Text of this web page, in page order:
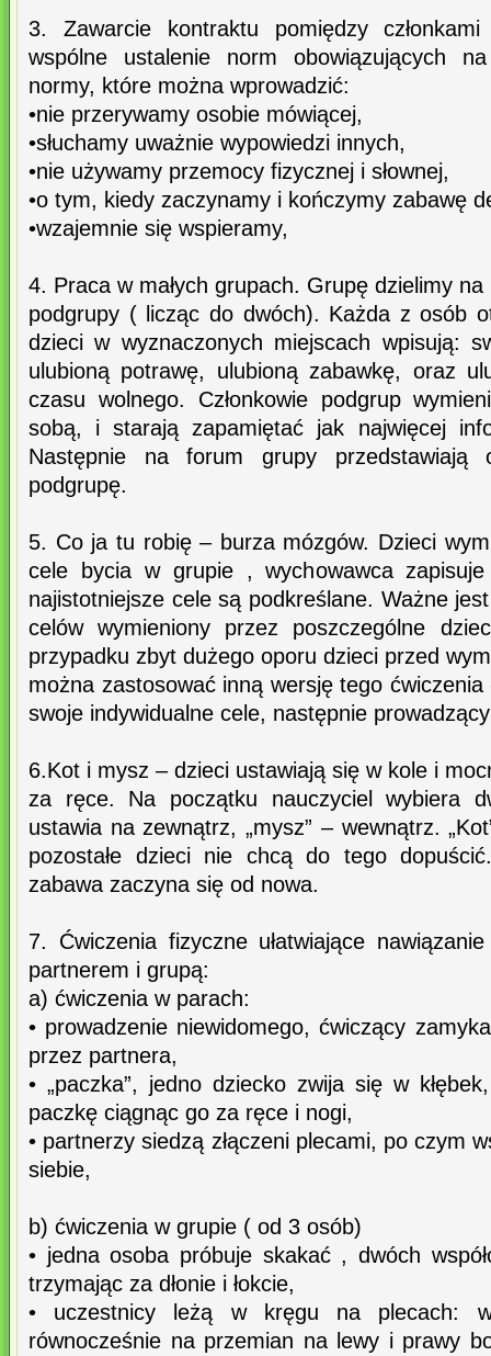
3. Zawarcie kontraktu pomiędzy
wspólne ustalenie norm obowiązujących na
normy, które można wprowadzić:
•nie przerywamy osobie mówiącej,
•słuchamy uważnie wypowiedzi innych,
•nie używamy przemocy fizycznej i słownej,
•o tym, kiedy zaczynamy i kończymy zabawę
•wzajemnie się wspieramy,
4. Praca w małych grupach. Grupę dzielimy na
podgrupy ( licząc do dwóch). Każda z osób
dzieci w wyznaczonych miejscach wpisują:
ulubioną potrawę, ulubioną zabawkę, oraz
czasu wolnego. Członkowie podgrup
sobą, i starają zapamiętać jak najwięcej
Następnie na forum grupy
podgrupę.
5. Co ja tu robię – burza mózgów. Dzieci
cele bycia w grupie , wychowawca
najistotniejsze cele są podkreślane. Ważne
celów wymieniony przez poszczególne
przypadku zbyt dużego oporu dzieci przed
można zastosować inną wersję tego
swoje indywidualne cele, następnie
6.Kot i mysz – dzieci ustawiają się w kole i
za ręce. Na początku nauczyciel wybiera
ustawia na zewnątrz, „mysz” – wewnątrz.
pozostałe dzieci nie chcą do tego
zabawa zaczyna się od nowa.
7. Ćwiczenia fizyczne ułatwiające
partnerem i grupą:
a) ćwiczenia w parach:
• prowadzenie niewidomego, ćwiczący
przez partnera,
• „paczka”, jedno dziecko zwija się w
paczkę ciągnąc go za ręce i nogi,
• partnerzy siedzą złączeni plecami, po czym
siebie,
b) ćwiczenia w grupie ( od 3 osób)
• jedna osoba próbuje skakać , dwóch
trzymając za dłonie i łokcie,
• uczestnicy leżą w kręgu na plecach:
równocześnie na przemian na lewy i prawy